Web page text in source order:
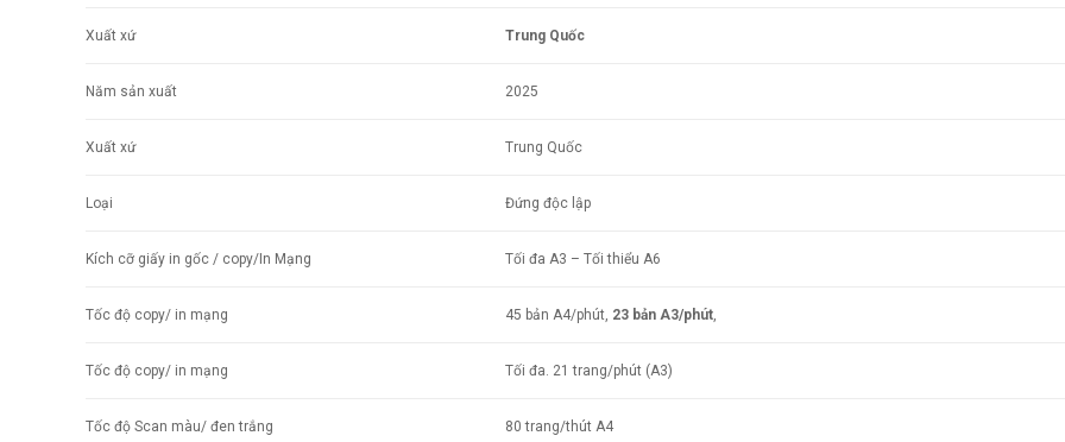
Xuất xứ Trung Quốc
Năm sản xuất 2025
Xuất xứ Trung Quốc
Loại Đứng độc lập
Kích cỡ giấy in gốc / copy/In Mạng Tối đa A3 – Tối thiểu A6
Tốc độ copy/ in mạng 45 bản A4/phút, 23 bản A3/phút,
Tốc độ copy/ in mạng Tối đa. 21 trang/phút (A3)
Tốc độ Scan màu/ đen trắng 80 trang/thút A4